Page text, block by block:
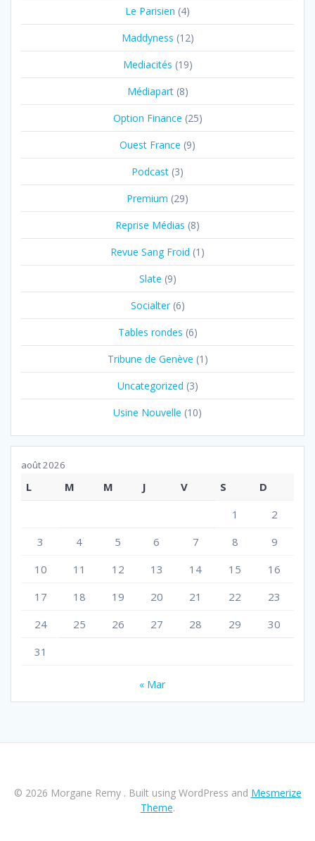
Le Parisien (4)
Maddyness (12)
Mediacités (19)
Médiapart(8)
Option Finance (25)
Ouest France (9)
Podcast (3)
Premium (29)
Reprise Médias (8)
Revue Sang Froid (1)
Slate (9)
Socialter(6)
Tables rondes (6)
Tribune de Genève (1)
Uncategorized (3)
Usine Nouvelle (10)
août 2026
L M M J V S
D
1
2
3
4 5 6 7 8
9
10
11 12 13 14 15
16
17
18 19 20 21 22
23
24
25 26 27 28 29
30
31
« Mar
© 2026 Morgane Remy . Built using WordPress and Mesmerize
Theme.